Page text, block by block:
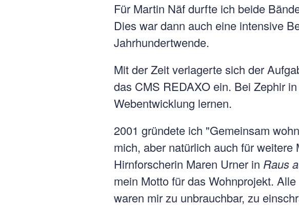
Für Martin Näf durfte ich beide
Dies war dann auch eine intensive
Jahrhundertwende.
Mit der Zeit verlagerte sich der
das CMS REDAXO ein. Bei Zephir
Webentwicklung lernen.
2001 gründete ich "Gemeinsam
mich, aber natürlich auch für
Hirnforscherin Maren Urner in Raus
mein Motto für das Wohnprojekt.
waren mir zu unbrauchbar, zu